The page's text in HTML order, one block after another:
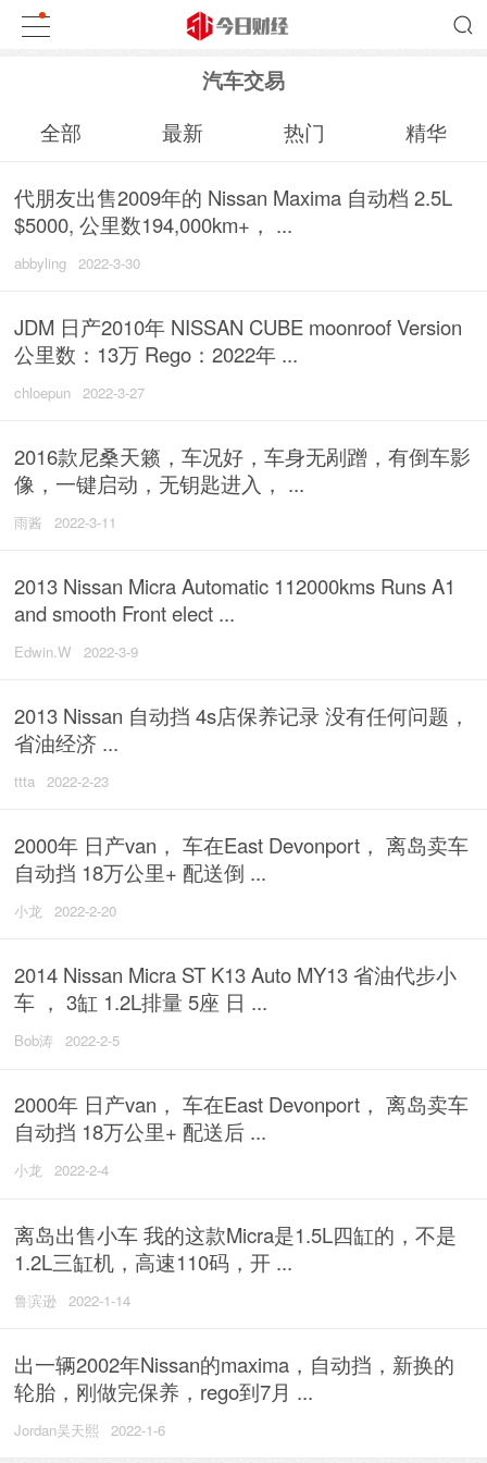
汽车交易
全部 最新 热门 精华
代朋友出售2009年的 Nissan Maxima 自动档 2.5L
$5000, 公里数194,000km+， ...
abbyling 2022-3-30
JDM 日产2010年 NISSAN CUBE moonroof Version
公里数：13万 Rego：2022年 ...
chloepun 2022-3-27
2016款尼桑天籁，车况好，车身无剐蹭，有倒车影
像，一键启动，无钥匙进入， ...
雨酱 2022-3-11
2013 Nissan Micra Automatic 112000kms Runs A1
and smooth Front elect ...
Edwin.W 2022-3-9
2013 Nissan 自动挡 4s店保养记录 没有任何问题，
省油经济 ...
ttta 2022-2-23
2000年 日产van， 车在East Devonport， 离岛卖车
自动挡 18万公里+ 配送倒 ...
小龙 2022-2-20
2014 Nissan Micra ST K13 Auto MY13 省油代步小
车 ， 3缸 1.2L排量 5座 日 ...
Bob涛 2022-2-5
2000年 日产van， 车在East Devonport， 离岛卖车
自动挡 18万公里+ 配送后 ...
小龙 2022-2-4
离岛出售小车 我的这款Micra是1.5L四缸的，不是
1.2L三缸机，高速110码，开 ...
鲁滨逊 2022-1-14
出一辆2002年Nissan的maxima，自动挡，新换的
轮胎，刚做完保养，rego到7月 ...
Jordan吴天熙 2022-1-6